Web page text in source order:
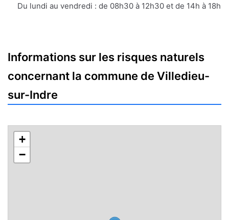
mail
Du lundi au vendredi : de 08h30 à 12h30 et de 14h à 18h
Informations sur les risques naturels
concernant la commune de Villedieu-
sur-Indre
+
−